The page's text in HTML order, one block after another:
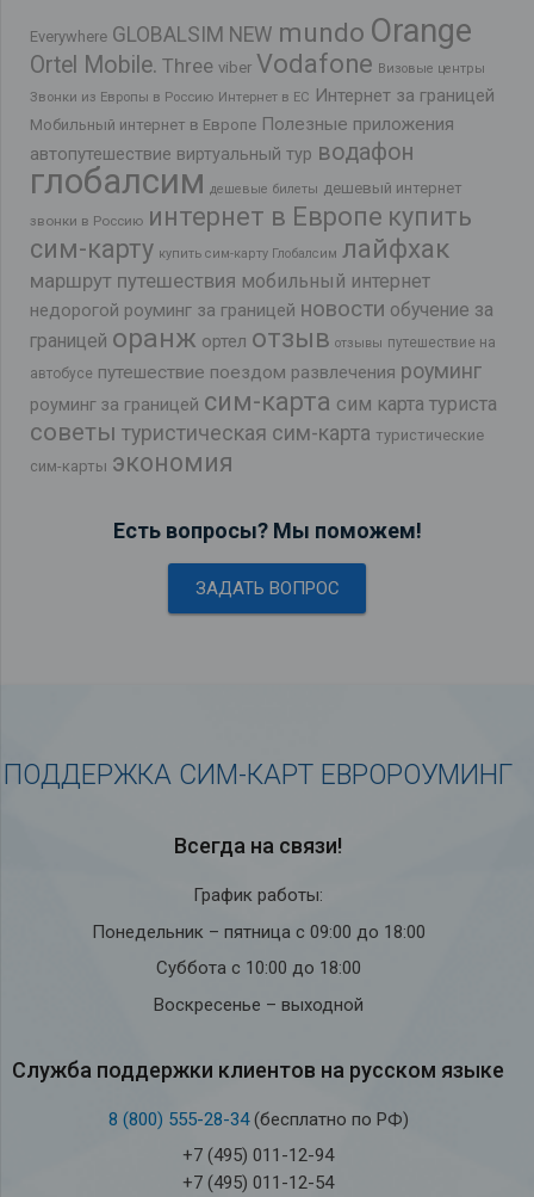
Everywhere GLOBALSIM NEW mundo Orange
Ortel Mobile. Three viber Vodafone Визовые центры
Звонки из Европы в Россию Интернет в ЕС Интернет за границей
Мобильный интернет в Европе Полезные приложения
автопутешествие виртуальный тур водафон
глобалсим дешевые билеты дешевый интернет
звонки в Россию интернет в Европе купить
сим-карту купить сим-карту Глобалсим лайфхак
маршрут путешествия мобильный интернет
недорогой роуминг за границей новости обучение за
границей оранж ортел отзыв отзывы путешествие на
автобусе путешествие поездом развлечения роуминг
роуминг за границей сим-карта сим карта туриста
советы туристическая сим-карта туристические
сим-карты экономия
Есть вопросы? Мы поможем!
ЗАДАТЬ ВОПРОС
ПОДДЕРЖКА СИМ-КАРТ ЕВРОРОУМИНГ
Всегда на связи!
График работы:
Понедельник – пятница с 09:00 до 18:00
Суббота с 10:00 до 18:00
Воскресенье – выходной
Служба под­держки кли­ен­тов на рус­ском языке
8 (800) 555-28-34(бесплатно по РФ)
+7 (495) 011-12-94
+7 (495) 011-12-54